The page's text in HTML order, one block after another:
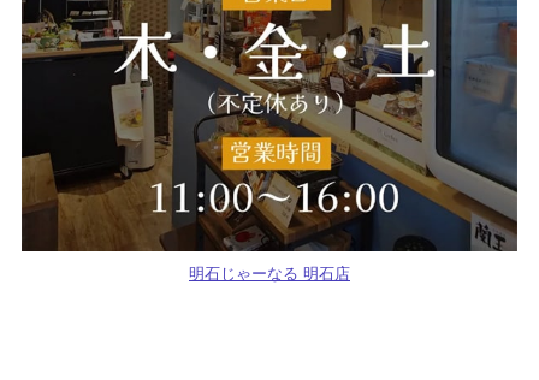
明石じゃーなる 明石店